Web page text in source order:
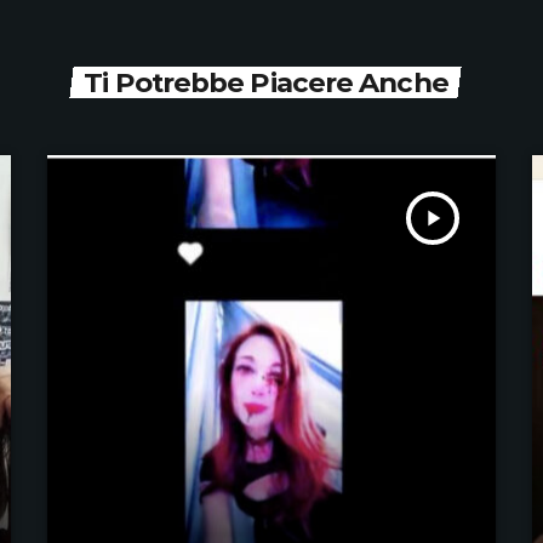
Ti Potrebbe Piacere Anche
play_arrow